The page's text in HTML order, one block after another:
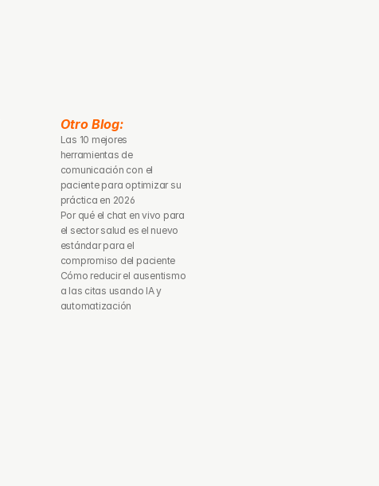
Otro Blog:
Las 10 mejores
herramientas de
comunicación con el
paciente para optimizar su
práctica en 2026
Por qué el chat en vivo para
el sector salud es el nuevo
estándar para el
compromiso del paciente
Cómo reducir el ausentismo
a las citas usando IA y
automatización